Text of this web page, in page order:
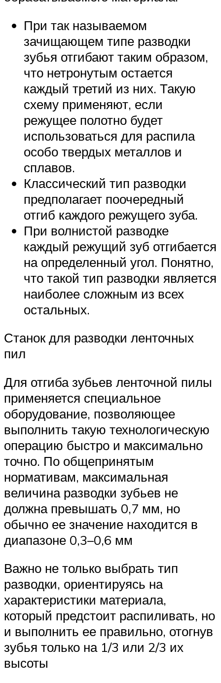
При так называемом
зачищающем типе разводки
зубья отгибают таким образом,
что нетронутым остается
каждый третий из них. Такую
схему применяют, если
режущее полотно будет
использоваться для распила
особо твердых металлов и
сплавов.
Классический тип разводки
предполагает поочередный
отгиб каждого режущего зуба.
При волнистой разводке
каждый режущий зуб отгибается
на определенный угол. Понятно,
что такой тип разводки является
наиболее сложным из всех
остальных.
Станок для разводки ленточных
пил
Для отгиба зубьев ленточной пилы
применяется специальное
оборудование, позволяющее
выполнить такую технологическую
операцию быстро и максимально
точно. По общепринятым
нормативам, максимальная
величина разводки зубьев не
должна превышать 0,7 мм, но
обычно ее значение находится в
диапазоне 0,3–0,6 мм
Важно не только выбрать тип
разводки, ориентируясь на
характеристики материала,
который предстоит распиливать, но
и выполнить ее правильно, отогнув
зубья только на 1/3 или 2/3 их
высоты